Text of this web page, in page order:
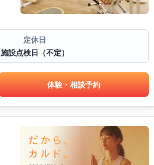
定休日
施設点検日（不定）
体験・相談予約